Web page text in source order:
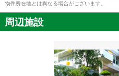
物件所在地とは異なる場合がございます。
周辺施設